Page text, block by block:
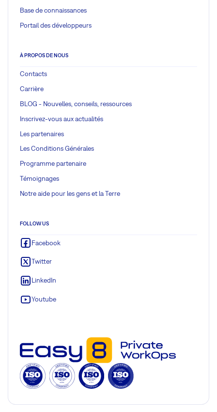
Base de connaissances
Portail des développeurs
À PROPOS DE NOUS
Contacts
Carrière
BLOG - Nouvelles, conseils, ressources
Inscrivez-vous aux actualités
Les partenaires
Les Conditions Générales
Programme partenaire
Témoignages
Notre aide pour les gens et la Terre
FOLLOW US
Facebook
Twitter
LinkedIn
Youtube